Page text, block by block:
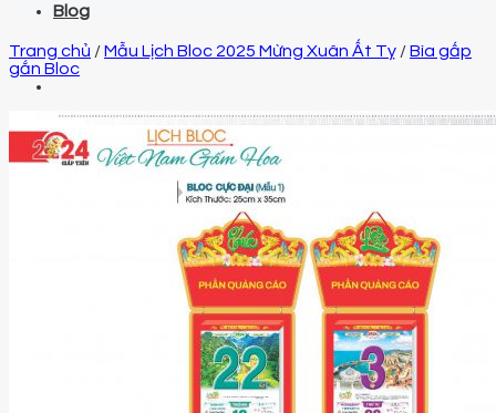
Email
qtquangvu@gmail.com
Blog
Trang chủ /Mẫu Lịch Bloc 2025 Mừng Xuân Ất Tỵ /Bìa gấp
gắn Bloc